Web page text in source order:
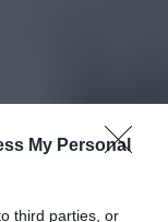
My Personal
third parties, or